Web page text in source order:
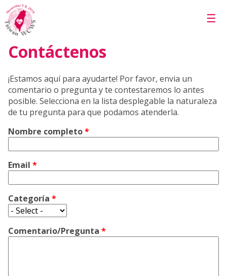
Skip to main content
☰
Contáctenos
¡Estamos aquí para ayudarte! Por favor, envia un
comentario o pregunta y te contestaremos lo antes
posible. Selecciona en la lista desplegable la naturaleza
de tu pregunta para que podamos atenderla.
Nombre completo*
Email *
Categoría *
Comentario/Pregunta *